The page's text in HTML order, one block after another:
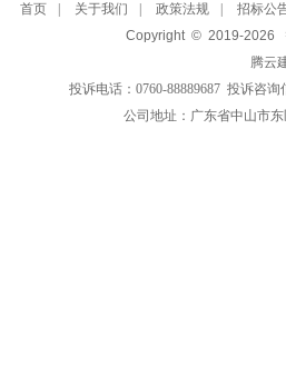
首页 关于我们 政策法规
招标公
Copyright © 2019-2026
腾云
投诉电话：0760-88889687 投诉咨
公司地址：广东省中山市